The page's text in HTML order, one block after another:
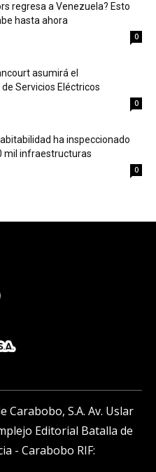
regresa a Venezuela? Esto
hasta ahora
0
asumirá el
Servicios Eléctricos
0
ha inspeccionado
mil infraestructuras
0
Carabobo, S.A. Av. Uslar
Editorial Batalla de
- Carabobo RIF: